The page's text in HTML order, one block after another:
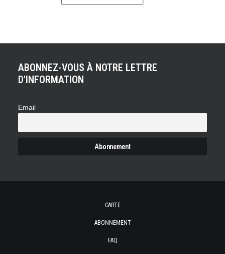
ABONNEZ-VOUS À NOTRE LETTRE
D'INFORMATION
Email
CARTE
ABONNEMENT
FAQ